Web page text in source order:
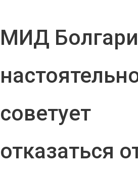
МИД
советует
отказаться